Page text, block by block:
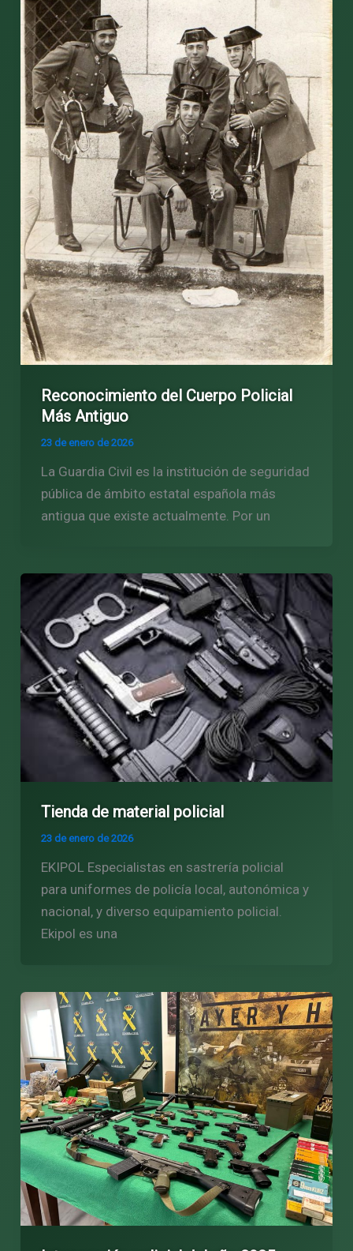
Reconocimiento del Cuerpo Policial
Más Antiguo
23 de enero de 2026
La Guardia Civil es la institución de seguridad
pública de ámbito estatal española más
antigua que existe actualmente. Por un
Tienda de material policial
23 de enero de 2026
EKIPOL Especialistas en sastrería policial
para uniformes de policía local, autonómica y
nacional, y diverso equipamiento policial.
Ekipol es una